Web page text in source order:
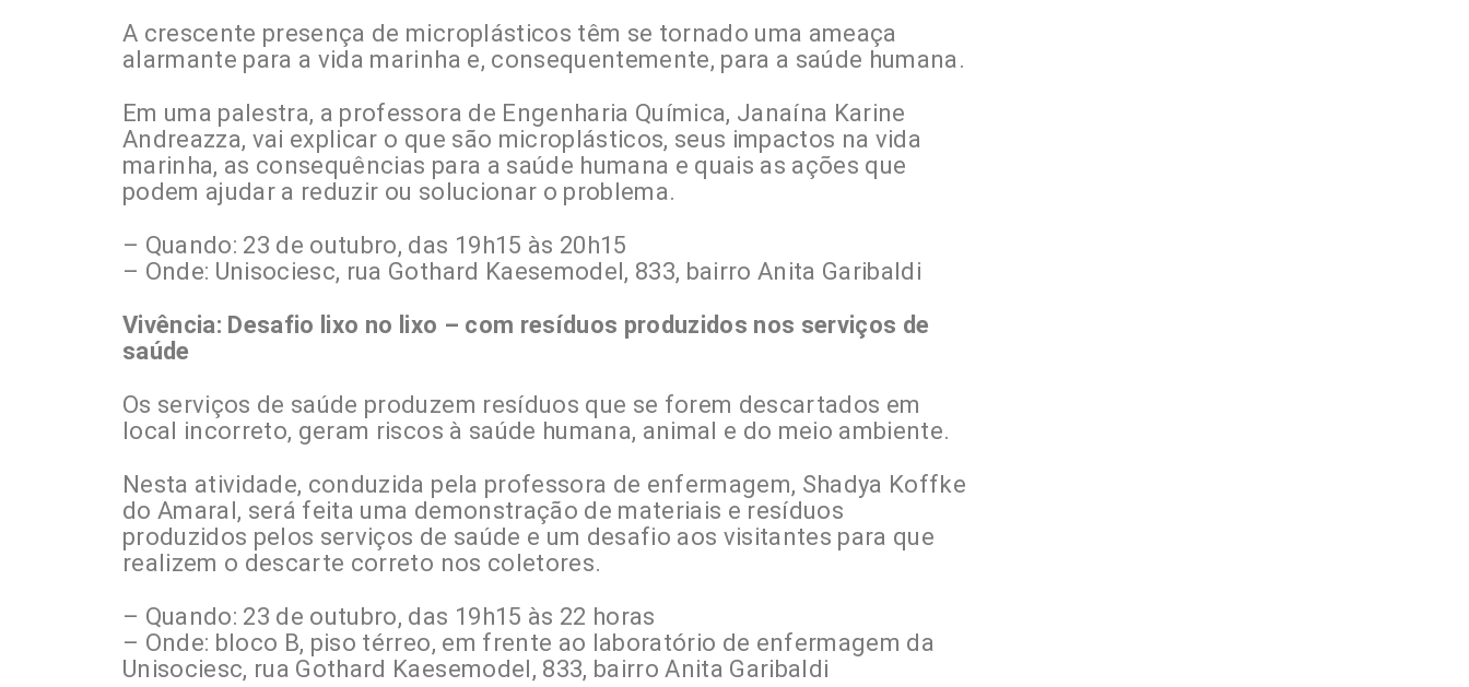
A crescente presença de microplásticos têm se tornado uma ameaça
alarmante para a vida marinha e, consequentemente, para a saúde humana.
Em uma palestra, a professora de Engenharia Química, Janaína Karine
Andreazza, vai explicar o que são microplásticos, seus impactos na vida
marinha, as consequências para a saúde humana e quais as ações que
podem ajudar a reduzir ou solucionar o problema.
– Quando: 23 de outubro, das 19h15 às 20h15
– Onde: Unisociesc, rua Gothard Kaesemodel, 833, bairro Anita Garibaldi
Vivência: Desafio lixo no lixo – com resíduos produzidos nos serviços de
saúde
Os serviços de saúde produzem resíduos que se forem descartados em
local incorreto, geram riscos à saúde humana, animal e do meio ambiente.
Nesta atividade, conduzida pela professora de enfermagem, Shadya Koffke
do Amaral, será feita uma demonstração de materiais e resíduos
produzidos pelos serviços de saúde e um desafio aos visitantes para que
realizem o descarte correto nos coletores.
– Quando: 23 de outubro, das 19h15 às 22 horas
– Onde: bloco B, piso térreo, em frente ao laboratório de enfermagem da
Unisociesc, rua Gothard Kaesemodel, 833, bairro Anita Garibaldi